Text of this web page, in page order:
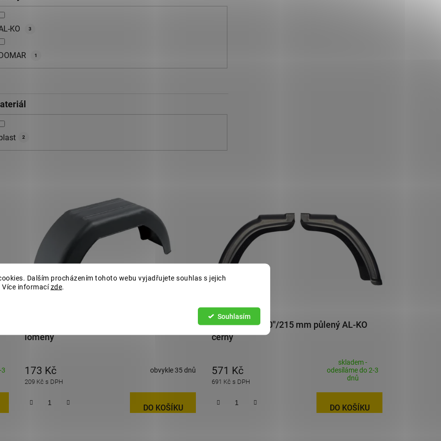
Dalším procházením tohoto webu vyjadřujete souhlas s jejich
Více informacízde
Souhlasím
KO 3
1
2
3
lomený
209 Kč s DPH
173 Kč obvykle 35 dnů
DO KOŠÍKU
Blatník plast 10''/215 mm půlený AL-KO
černý
691 Kč s DPH
571 Kč
skladem -
odesíláme do 2-3
dnů
DO KOŠÍKU